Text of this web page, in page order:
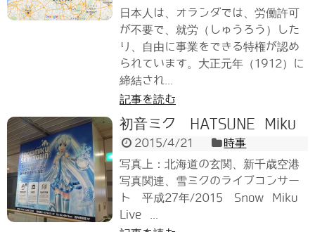
日本人は、オランダでは、労働許可
が不要で、就労（しゅうろう）した
り、自由に事業をできる特権が認め
られています。大正元年（1912）に
締結され...
記事を読む
初音ミク HATSUNE Miku
2015/4/21
時事
写真上：北海道の玄関、新千歳空港
写真関連、雪ミクのライブコンサー
ト 平成27年/2015 Snow Miku
Live ...